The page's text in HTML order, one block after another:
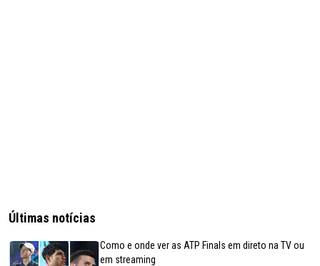
Últimas notícias
Como e onde ver as ATP Finals em direto na TV ou
em streaming